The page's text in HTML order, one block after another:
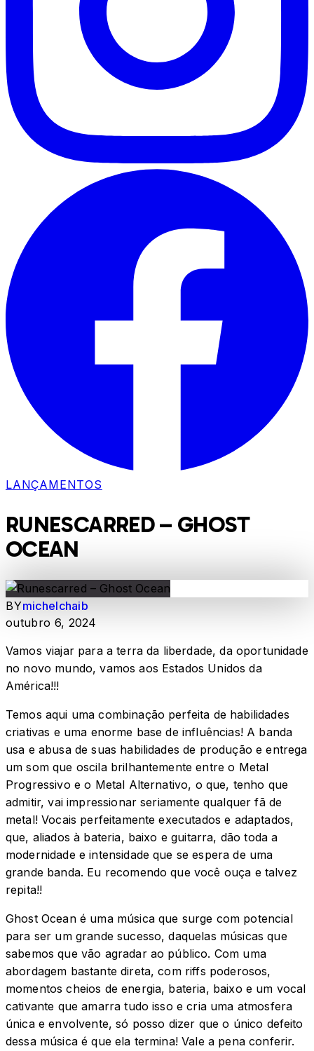
LANÇAMENTOS
RUNESCARRED – GHOST
OCEAN
BYmichelchaib
outubro 6, 2024
Vamos viajar para a terra da liberdade, da oportunidade
no novo mundo, vamos aos Estados Unidos da
América!!!
Temos aqui uma combinação perfeita de habilidades
criativas e uma enorme base de influências! A banda
usa e abusa de suas habilidades de produção e entrega
um som que oscila brilhantemente entre o Metal
Progressivo e o Metal Alternativo, o que, tenho que
admitir, vai impressionar seriamente qualquer fã de
metal! Vocais perfeitamente executados e adaptados,
que, aliados à bateria, baixo e guitarra, dão toda a
modernidade e intensidade que se espera de uma
grande banda. Eu recomendo que você ouça e talvez
repita!!
Ghost Ocean é uma música que surge com potencial
para ser um grande sucesso, daquelas músicas que
sabemos que vão agradar ao público. Com uma
abordagem bastante direta, com riffs poderosos,
momentos cheios de energia, bateria, baixo e um vocal
cativante que amarra tudo isso e cria uma atmosfera
única e envolvente, só posso dizer que o único defeito
dessa música é que ela termina! Vale a pena conferir.